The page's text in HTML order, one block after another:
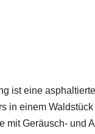
ist eine
in einem
mit Geräusch- und